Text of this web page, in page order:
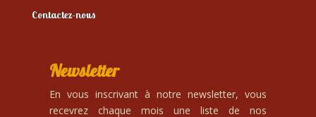
Contactez-nous
Newsletter
En vous inscrivant à notre newsletter, vous
recevrez chaque mois une liste de nos